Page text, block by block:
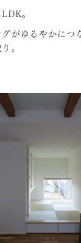
。
がゆるやかにつ
。